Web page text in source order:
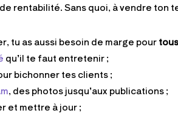
rentabilité. Sans quoi, à vendre ton
tu as aussi besoin de marge pour
qu’il te faut entretenir ;
bichonner tes clients ;
, des photos jusqu’aux publications ;
et mettre à jour ;